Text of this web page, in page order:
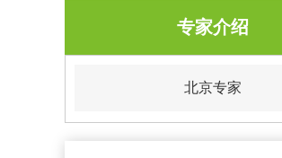
专家介绍
北京专家